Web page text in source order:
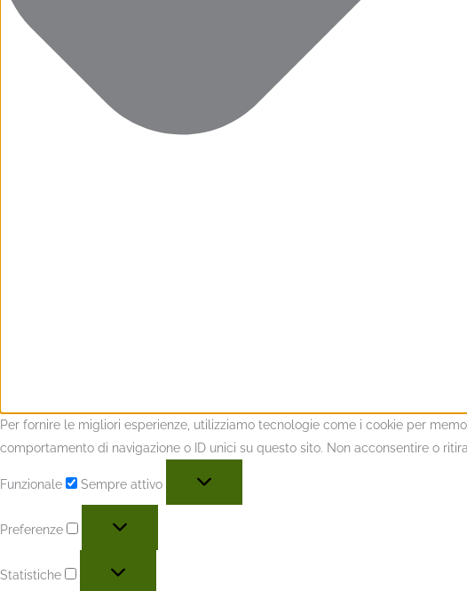
Per fornire le migliori esperienze, utilizziamo tecnologie come i cookie per
comportamento di navigazione o ID unici su questo sito. Non acconsentire o
Funzionale Sempre attivo
Preferenze
Statistiche